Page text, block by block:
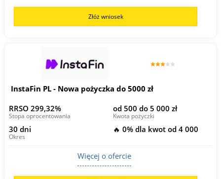
Złóż wniosek
InstaFin PL - Nowa pożyczka do 5000 zł
RRSO 299,32%
Stopa oprocentowania
od 500 do 5 000 zł
Kwota pożyczki
30 dni
Okres
🔥 0% dla kwot od 4 000
Więcej o ofercie